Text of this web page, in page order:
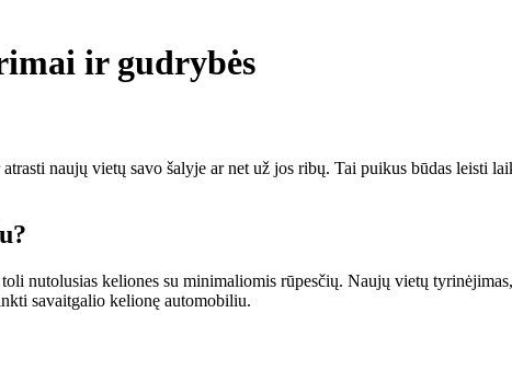
ir gudrybės
naujų vietų savo šalyje ar net už jos ribų. Tai puikus būdas leisti
nutolusias keliones su minimaliomis rūpesčių. Naujų vietų
savaitgalio kelionę automobiliu.